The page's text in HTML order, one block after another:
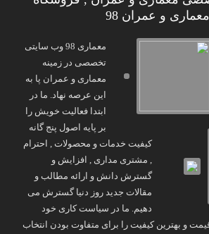
معماری و عمران 98
معماری 98 وب سایتی
تخصصی در زمینه
معماری و عمران پا به
این عرصه نهاد. ما در
ابتدا فعالیت خویش را
بر پایه اصول پنج گانه
کیفیت خدمات و محصولات , احترام
, مشتری مداری , افزایش و
گسترش دانش و ارائه مطالب و
مقالات جدید روز دنیا گسترش می
دهیم. ما در سیاست کاری خود
و بهترین کیفیت را برای متفاوت بودن انتخاب